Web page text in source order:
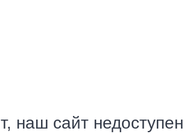
наш сайт недоступен